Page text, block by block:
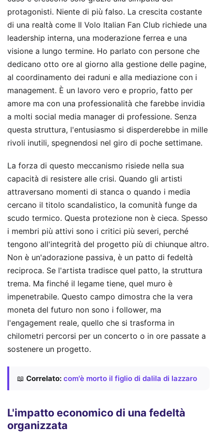
protagonisti. Niente di più falso. La crescita costante
di una realtà come Il Volo Italian Fan Club richiede una
leadership interna, una moderazione ferrea e una
visione a lungo termine. Ho parlato con persone che
dedicano otto ore al giorno alla gestione delle pagine,
al coordinamento dei raduni e alla mediazione con i
management. È un lavoro vero e proprio, fatto per
amore ma con una professionalità che farebbe invidia
a molti social media manager di professione. Senza
questa struttura, l'entusiasmo si disperderebbe in mille
rivoli inutili, spegnendosi nel giro di poche settimane.
La forza di questo meccanismo risiede nella sua
capacità di resistere alle crisi. Quando gli artisti
attraversano momenti di stanca o quando i media
cercano il titolo scandalistico, la comunità funge da
scudo termico. Questa protezione non è cieca. Spesso
i membri più attivi sono i critici più severi, perché
tengono all'integrità del progetto più di chiunque altro.
Non è un'adorazione passiva, è un patto di fedeltà
reciproca. Se l'artista tradisce quel patto, la struttura
trema. Ma finché il legame tiene, quel muro è
impenetrabile. Questo campo dimostra che la vera
moneta del futuro non sono i follower, ma
l'engagement reale, quello che si trasforma in
chilometri percorsi per un concerto o in ore passate a
sostenere un progetto.
📖 Correlato: com'è morto il figlio di dalila di lazzaro
L'impatto economico di una fedeltà
organizzata